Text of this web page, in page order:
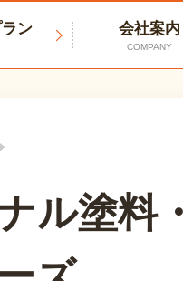
ン 会社案内
COMPANY
ル塗料